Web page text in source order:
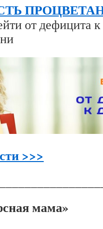
от дефицита
>>>
мама»